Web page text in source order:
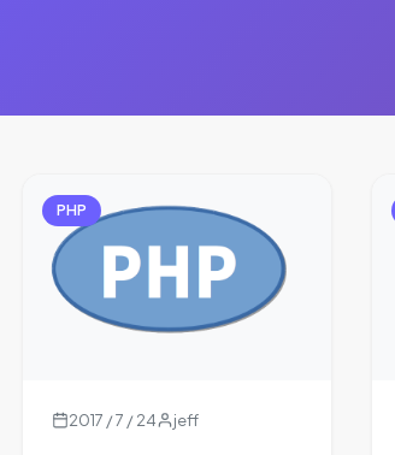
PHP
2017 / 7 / 24 jeff